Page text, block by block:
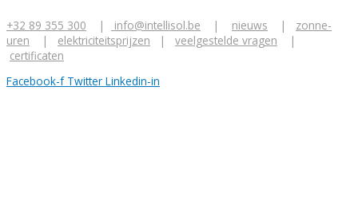
naar
de
inhoud
+32 89 355 300 | info@intellisol.be | nieuws | zonne-
uren | elektriciteitsprijzen | veelgestelde vragen |
certificaten
Facebook-f Twitter Linkedin-in
o
e